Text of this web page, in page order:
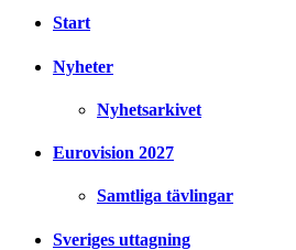
Start
Nyheter
Nyhetsarkivet
Eurovision 2027
Samtliga tävlingar
Sveriges uttagning